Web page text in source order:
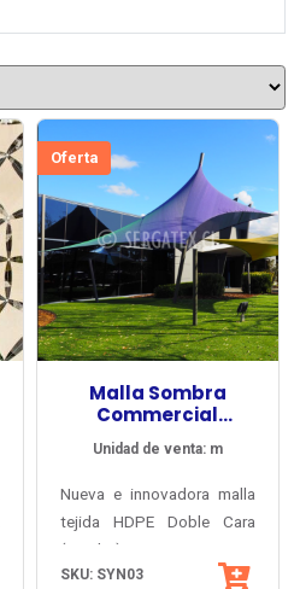
Oferta
Malla Sombra
Commercial
DualShade® 350
Unidad de venta: m
Nueva e innovadora malla
tejida HDPE Doble Cara
(Bicolor) para arquitectura
textil y velarias, aporta
SKU: SYN03